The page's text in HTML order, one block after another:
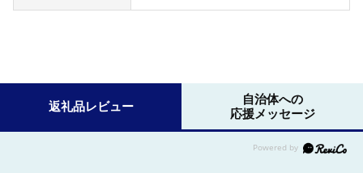
返礼品レビュー
自治体への
応援メッセージ